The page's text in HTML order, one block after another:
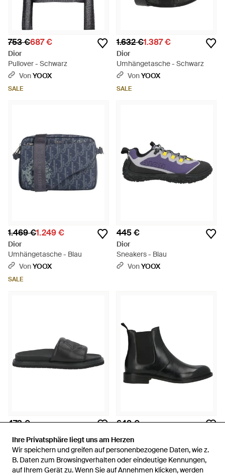
Ihre Privatsphäre liegt uns am Herzen
Wir speichern und greifen auf personenbezogene Daten, wie z.
B. Daten zum Browsingverhalten oder eindeutige Kennungen,
auf Ihrem Gerät zu. Wenn Sie auf Annehmen klicken, werden
Ihre Privatsphäre liegt uns am Herzen
Wir speichern und greifen auf personenbezogene Daten, wie z.
B. Daten zum Browsingverhalten oder eindeutige Kennungen,
auf Ihrem Gerät zu. Wenn Sie auf Annehmen klicken, werden
753 €687 €
Dior
Pullover - Schwarz
VonYOOX
SALE
1.632 €1.387 €
Dior
Umhängetasche - Schwarz
VonYOOX
SALE
1.469 €1.249 €
Dior
Umhängetasche - Blau
VonYOOX
SALE
445 €
Dior
Sneakers - Blau
VonYOOX
473 €
Sandale - Schwarz
Von YOOX
648 €
Stiefelette - Schwarz
VonYOOX